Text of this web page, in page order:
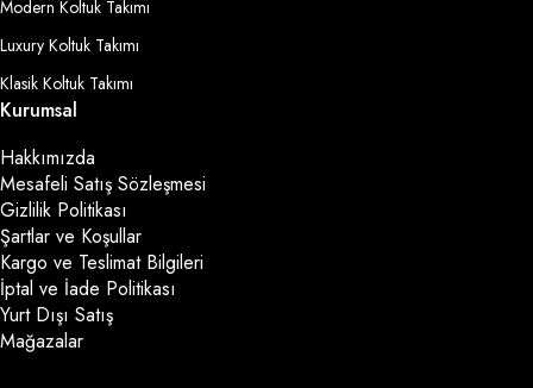
Modern Koltuk Takımı
Luxury Koltuk Takımı
Klasik Koltuk Takımı
Kurumsal
Hakkımızda
Mesafeli Satış Sözleşmesi
Gizlilik Politikası
Şartlar ve Koşullar
Kargo ve Teslimat Bilgileri
İptal ve İade Politikası
Yurt Dışı Satış
Mağazalar